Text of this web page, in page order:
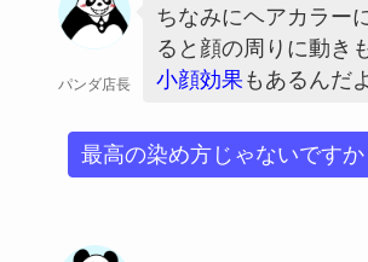
パンダ店長
ちなみにヘアカラー
ると顔の周りに動き
小顔効果 もあるんだ
最高の染め方じゃないですか